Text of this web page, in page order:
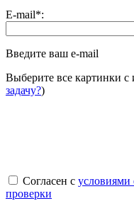
E-mail*:
Введите ваш e-mail
Выберите все картинки
задачу?)
Согласен с условиями
проверки